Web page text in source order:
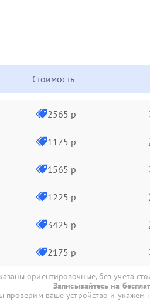
Стоимость
2565 р
1175 р
1565 р
1225 р
3425 р
2175 р
ориентировочные, без учета
Записывайтесь на
проверим ваше устройство и укажем